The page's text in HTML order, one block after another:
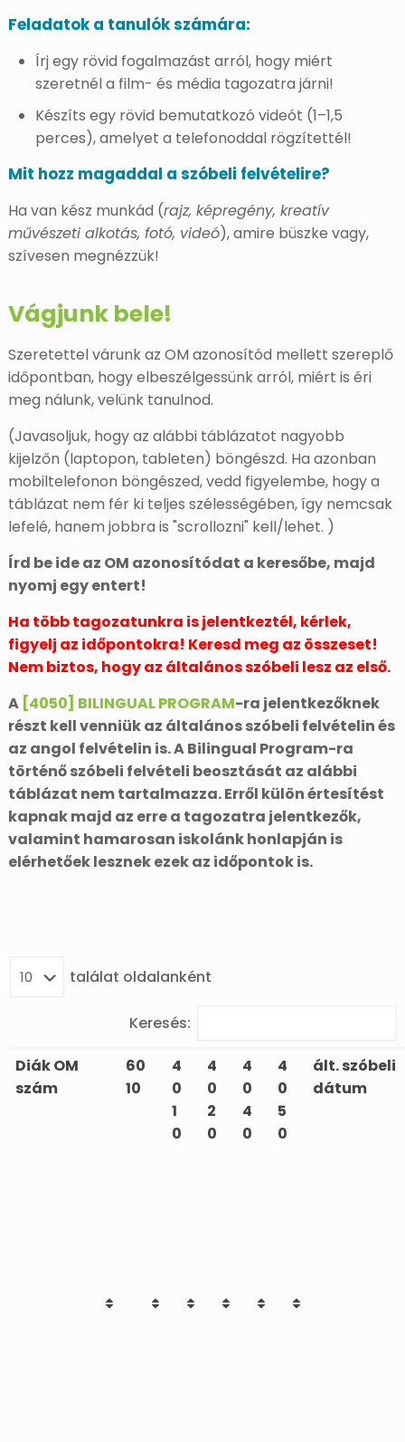
Feladatok a tanulók számára:
Írj egy rövid fogalmazást arról, hogy miért
szeretnél a film- és média tagozatra járni!
Készíts egy rövid bemutatkozó videót (1–1,5
perces), amelyet a telefonoddal rögzítettél!
Mit hozz magaddal a szóbeli felvételire?
Ha van kész munkád (rajz, képregény, kreatív
művészeti alkotás, fotó, videó), amire büszke vagy,
szívesen megnézzük!
Vágjunk bele!
Szeretettel várunk az OM azonosítód mellett szereplő
időpontban, hogy elbeszélgessünk arról, miért is éri
meg nálunk, velünk tanulnod.
(Javasoljuk, hogy az alábbi táblázatot nagyobb
kijelzőn (laptopon, tableten) böngészd. Ha azonban
mobiltelefonon böngészed, vedd figyelembe, hogy a
táblázat nem fér ki teljes szélességében, így nemcsak
lefelé, hanem jobbra is "scrollozni" kell/lehet. )
Írd be ide az OM azonosítódat a keresőbe, majd
nyomj egy entert!
Ha több tagozatunkra is jelentkeztél, kérlek,
figyelj az időpontokra! Keresd meg az összeset!
Nem biztos, hogy az általános szóbeli lesz az első.
A [4050] BILINGUAL PROGRAM-ra jelentkezőknek
részt kell venniük az általános szóbeli felvételin és
az angol felvételin is. A Bilingual Program-ra
történő szóbeli felvételi beosztását az alábbi
táblázat nem tartalmazza. Erről külön értesítést
kapnak majd az erre a tagozatra jelentkezők,
valamint hamarosan iskolánk honlapján is
elérhetőek lesznek ezek az időpontok is.
találat oldalanként
Keresés:
Diák OM
szám
60
10
4
0
1
0
4
0
2
0
4
0
4
0
4
0
5
0
ált. szóbeli
dátum